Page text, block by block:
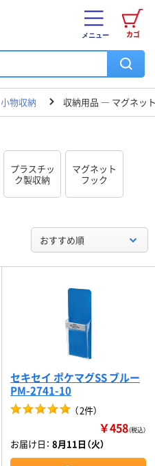
カゴ
メニュー
小物収納 収納用品 ― マグネッ
プラスチッ
ク製収納
マグネット
フック
おすすめ順
セキセイ ポケマグSS ブルー
PM-2741-10
（2件）
￥458（税込）
お届け日： 8月11日（火）